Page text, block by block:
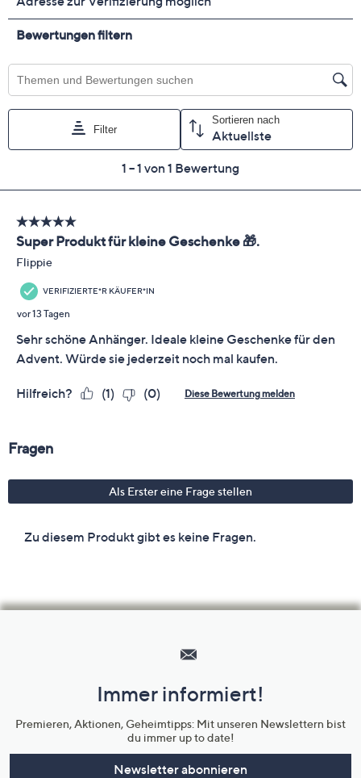
Unternehmensinformationen
Immer informiert!
Premieren, Aktionen, Geheimtipps: Mit unseren Newslettern bist
du immer up to date!
Newsletter abonnieren